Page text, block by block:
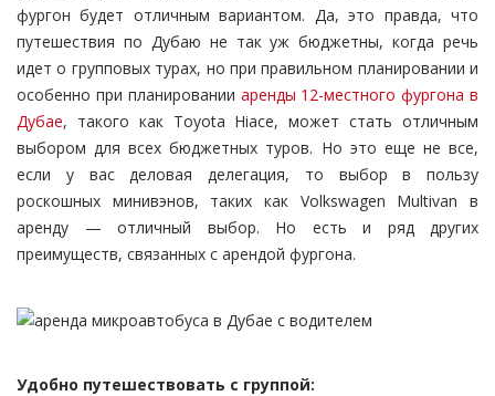
фургон будет отличным вариантом. Да, это правда, что
путешествия по Дубаю не так уж бюджетны, когда речь
идет о групповых турах, но при правильном планировании и
особенно при планировании аренды 12-местного фургона в
Дубае, такого как Toyota Hiace, может стать отличным
выбором для всех бюджетных туров. Но это еще не все,
если у вас деловая делегация, то выбор в пользу
роскошных минивэнов, таких как Volkswagen Multivan в
аренду — отличный выбор. Но есть и ряд других
преимуществ, связанных с арендой фургона.
Удобно путешествовать с группой: